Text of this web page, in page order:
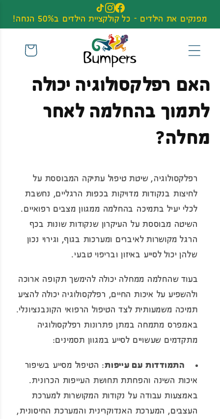
דלג לתוכן
מפנקים את הילדים - כל קולקציית הילדים ב50% הנחה!
עגלה
האם רפלקסולוגיה יכולה
לתמוך בהחלמה לאחר
מחלה?
רפלקסולוגיה, שיטת טיפול עתיקה המבוססת על
לחיצות בנקודות מדויקות בכפות הרגליים, נחשבת
לכלי יעיל בתמיכה בהחלמה ממגוון מצבים רפואיים.
השיטה מבוססת על העיקרון שנקודות שונות בכף
הרגל מקושרות לאיברים ומערכות בגוף, וגירוי נכון
שלהן יכול לסייע באיזון ובריפוי טבעי.
בעוד שהחלמה ממחלה יכולה להימשך תקופה ארוכה
ולהשפיע על איכות החיים, רפלקסולוגיה יכולה להציע
תמיכה משמעותית לצד הטיפול הרפואי הקונבנציונלי.
באמפרס מתמחה במתן פתרונות רפלקסולוגיה
מתקדמים שעשויים לסייע במגוון תסמינים:
התמודדות עם עייפות: הטיפול מסייע בשיפור
איכות השינה והפחתת תחושת העייפות הכרונית.
באמצעות עבודה על נקודות המקושרות למערכת
העצבים, המערכת האנדוקרינית והמערכת החיסונית,